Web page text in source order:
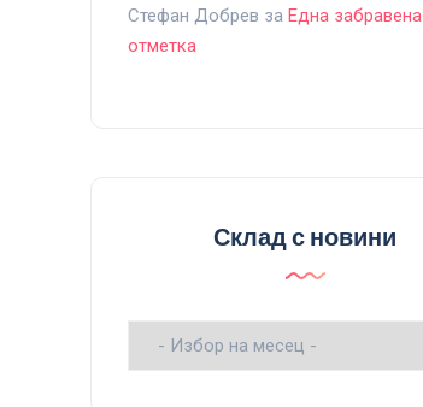
Стефан Добрев за Една забравена
отметка
Склад с новини
Склад